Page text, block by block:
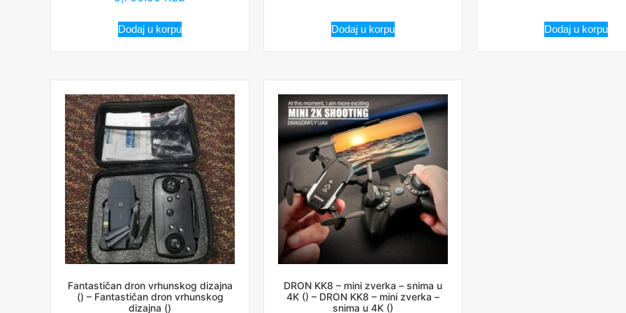
Dodaj u korpu Dodaj u korpu Dodaj u korpu
Fantastičan dron vrhunskog dizajna
() – Fantastičan dron vrhunskog
dizajna ()
DRON KK8 – mini zverka – snima u
4K () – DRON KK8 – mini zverka –
snima u 4K ()